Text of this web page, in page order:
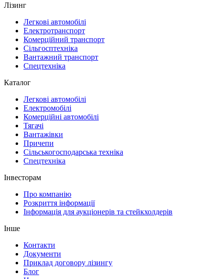
Лізинг
Легкові автомобілі
Електротранспорт
Комерційний транспорт
Сільгосптехніка
Вантажний транспорт
Спецтехніка
Каталог
Легкові автомобілі
Електромобілі
Комерційні автомобілі
Тягачі
Вантажівки
Причепи
Сільськогосподарська техніка
Спецтехніка
Інвесторам
Про компанію
Розкриття інформації
Інформація для аукціонерів та стейкхолдерів
Інше
Контакти
Документи
Приклад договору лізингу
Блог